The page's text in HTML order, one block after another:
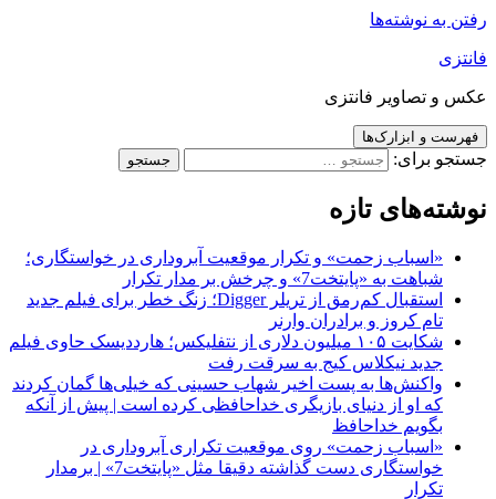
رفتن به نوشته‌ها
فانتزی
عکس و تصاویر فانتزی
فهرست و ابزارک‌ها
جستجو برای:
نوشته‌های تازه
«اسباب زحمت» و تکرار موقعیت آبروداری در خواستگاری؛
شباهت به «پایتخت7» و چرخش بر مدار تکرار
استقبال کم‌رمق از تریلر Digger؛ زنگ خطر برای فیلم جدید
تام کروز و برادران وارنر
شکایت ۱۰۵ میلیون دلاری از نتفلیکس؛ هارددیسک حاوی فیلم
جدید نیکلاس کیج به سرقت رفت
واکنش‌ها به پست اخیر شهاب حسینی که خیلی‌ها گمان کردند
که او از دنیای بازیگری خداحافظی کرده است | پیش از آنکه
بگویم خداحافظ
«اسباب زحمت» روی موقعیت تکراری آبروداری در
خواستگاری دست گذاشته دقیقا مثل «پایتخت7» | برمدار
تکرار